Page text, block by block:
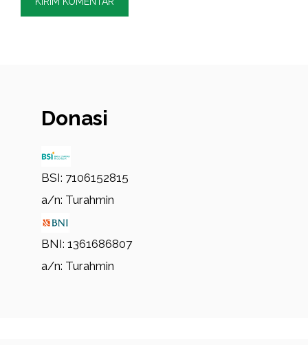
Donasi
BSI: 7106152815
a/n: Turahmin
BNI: 1361686807
a/n: Turahmin